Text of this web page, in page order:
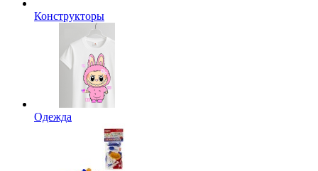
Конструкторы
Одежда